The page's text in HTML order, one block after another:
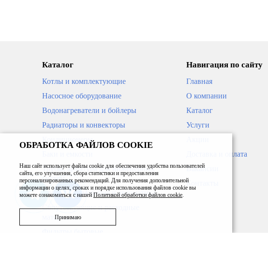
Каталог
Котлы и комплектующие
Насосное оборудование
Водонагреватели и бойлеры
Радиаторы и конвекторы
Кондиционеры
Трубы, арматура для инженерных
систем
Приборы измерения и автоматика
Сопутствующие и расходные
материалы
Навигация по сайту
Главная
О компании
Каталог
Услуги
Доставка и оплата
Вакансии
Контакты
ОБРАБОТКА ФАЙЛОВ COOKIE
Наш сайт использует файлы cookie для обеспечения удобства пользователей
сайта, его улучшения, сбора статистики и предоставления
персонализированных рекомендаций. Для получения дополнительной
информации о целях, сроках и порядке использования файлов cookie вы
можете ознакомиться с нашей Политикой обработки файлов cookie.
Принимаю